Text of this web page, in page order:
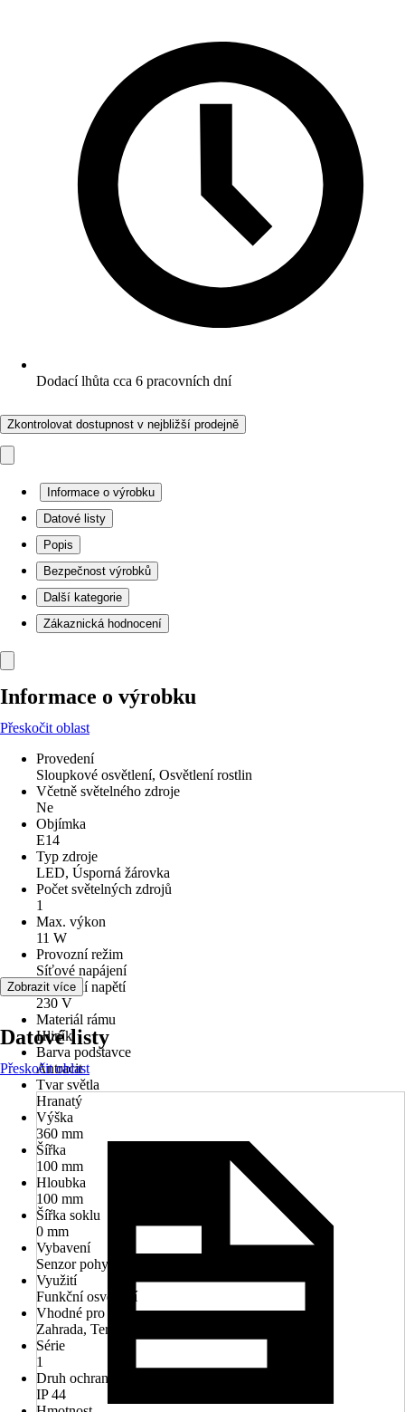
Dodací lhůta cca 6 pracovních dní
Zkontrolovat dostupnost v nejbližší prodejně
Informace o výrobku
Datové listy
Popis
Bezpečnost výrobků
Další kategorie
Zákaznická hodnocení
Informace o výrobku
Přeskočit oblast
Provedení
Sloupkové osvětlení, Osvětlení rostlin
Včetně světelného zdroje
Ne
Objímka
E14
Typ zdroje
LED, Úsporná žárovka
Počet světelných zdrojů
1
Max. výkon
11 W
Provozní režim
Síťové napájení
Provozní napětí
230 V
Materiál rámu
Hliník
Barva podstavce
Antracit
Tvar světla
Hranatý
Výška
360 mm
Šířka
100 mm
Hloubka
100 mm
Šířka soklu
0 mm
Vybavení
Senzor pohybu
Využití
Funkční osvětlení
Vhodné pro prostory
Zahrada, Terasa
Série
1
Druh ochrany
IP 44
Zobrazit více
Datové listy
Přeskočit oblast